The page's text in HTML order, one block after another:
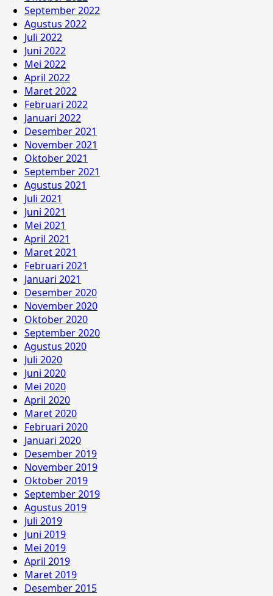
September 2022
Agustus 2022
Juli 2022
Juni 2022
Mei 2022
April 2022
Maret 2022
Februari 2022
Januari 2022
Desember 2021
November 2021
Oktober 2021
September 2021
Agustus 2021
Juli 2021
Juni 2021
Mei 2021
April 2021
Maret 2021
Februari 2021
Januari 2021
Desember 2020
November 2020
Oktober 2020
September 2020
Agustus 2020
Juli 2020
Juni 2020
Mei 2020
April 2020
Maret 2020
Februari 2020
Januari 2020
Desember 2019
November 2019
Oktober 2019
September 2019
Agustus 2019
Juli 2019
Juni 2019
Mei 2019
April 2019
Maret 2019
Desember 2015